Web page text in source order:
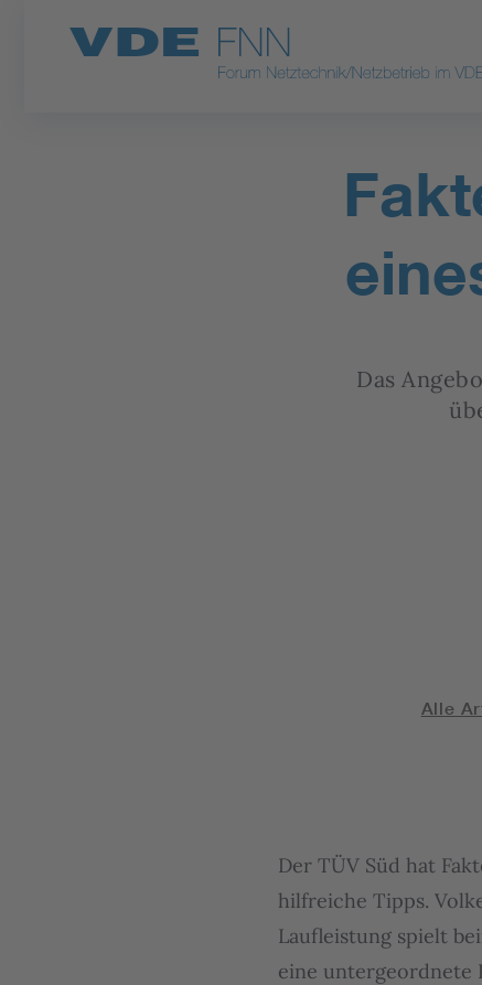
Das
Alle
Der TÜV Süd hat
hilfreiche Tipps.
Laufleistung spielt
eine untergeordnete